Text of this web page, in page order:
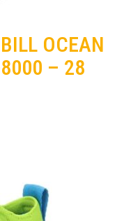
OCEAN
– 28